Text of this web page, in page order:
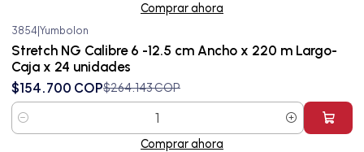
Comprar ahora
-41% OFF
3854 Yumbolon
Stretch NG Calibre 6 -12.5 cm Ancho x 220 m Largo-
Caja x 24 unidades
$154.700 COP$264.143 COP
Cantidad
Comprar ahora